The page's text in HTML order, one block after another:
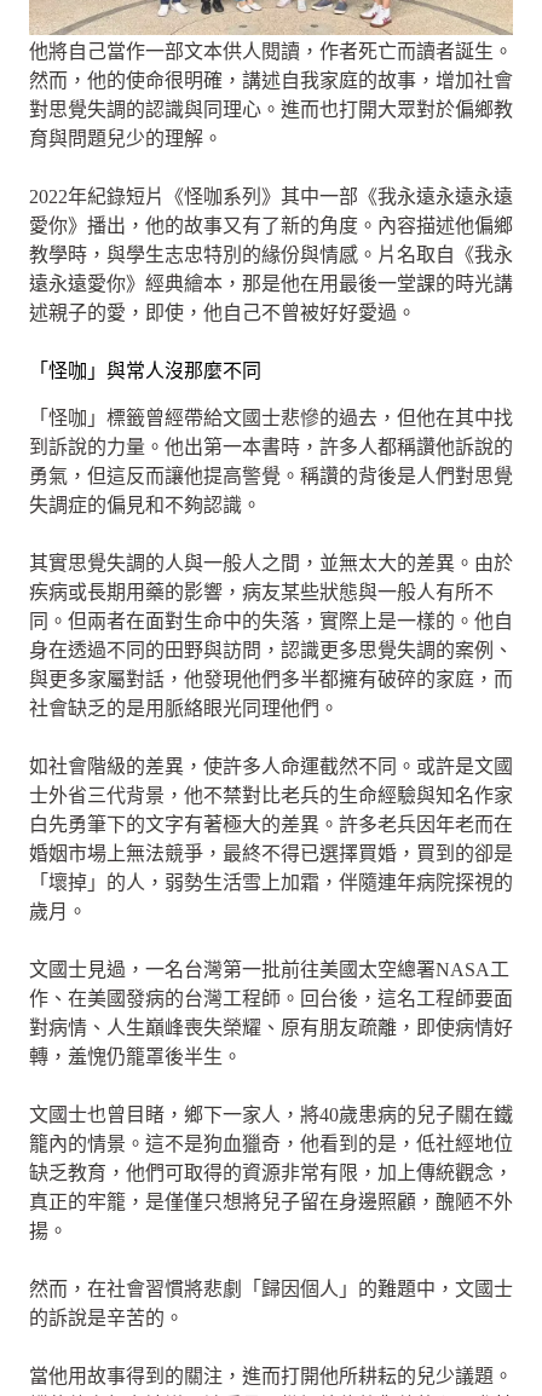
他將自己當作一部文本供人閱讀，作者死亡而讀者誕生。
然而，他的使命很明確，講述自我家庭的故事，增加社會
對思覺失調的認識與同理心。進而也打開大眾對於偏鄉教
育與問題兒少的理解。
2022年紀錄短片《怪咖系列》其中一部《我永遠永遠永遠
愛你》播出，他的故事又有了新的角度。內容描述他偏鄉
教學時，與學生志忠特別的緣份與情感。片名取自《我永
遠永遠愛你》經典繪本，那是他在用最後一堂課的時光講
述親子的愛，即使，他自己不曾被好好愛過。
「怪咖」與常人沒那麼不同
「怪咖」標籤曾經帶給文國士悲慘的過去，但他在其中找
到訴說的力量。他出第一本書時，許多人都稱讚他訴說的
勇氣，但這反而讓他提高警覺。稱讚的背後是人們對思覺
失調症的偏見和不夠認識。
其實思覺失調的人與一般人之間，並無太大的差異。由於
疾病或長期用藥的影響，病友某些狀態與一般人有所不
同。但兩者在面對生命中的失落，實際上是一樣的。他自
身在透過不同的田野與訪問，認識更多思覺失調的案例、
與更多家屬對話，他發現他們多半都擁有破碎的家庭，而
社會缺乏的是用脈絡眼光同理他們。
如社會階級的差異，使許多人命運截然不同。或許是文國
士外省三代背景，他不禁對比老兵的生命經驗與知名作家
白先勇筆下的文字有著極大的差異。許多老兵因年老而在
婚姻市場上無法競爭，最終不得已選擇買婚，買到的卻是
「壞掉」的人，弱勢生活雪上加霜，伴隨連年病院探視的
歲月。
文國士見過，一名台灣第一批前往美國太空總署NASA工
作、在美國發病的台灣工程師。回台後，這名工程師要面
對病情、人生巔峰喪失榮耀、原有朋友疏離，即使病情好
轉，羞愧仍籠罩後半生。
文國士也曾目睹，鄉下一家人，將40歲患病的兒子關在鐵
籠內的情景。這不是狗血獵奇，他看到的是，低社經地位
缺乏教育，他們可取得的資源非常有限，加上傳統觀念，
真正的牢籠，是僅僅只想將兒子留在身邊照顧，醜陋不外
揚。
然而，在社會習慣將悲劇「歸因個人」的難題中，文國士
的訴說是辛苦的。
當他用故事得到的關注，進而打開他所耕耘的兒少議題。